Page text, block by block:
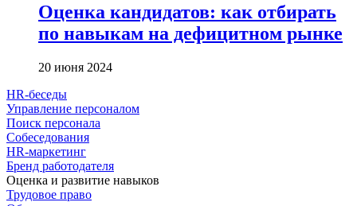
Оценка кандидатов: как отбирать
по навыкам на дефицитном рынке
20 июня 2024
HR-беседы
Управление персоналом
Поиск персонала
Собеседования
HR-маркетинг
Бренд работодателя
Оценка и развитие навыков
Трудовое право